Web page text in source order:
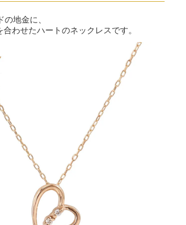
地金に、
わせたハートのネックレスです。